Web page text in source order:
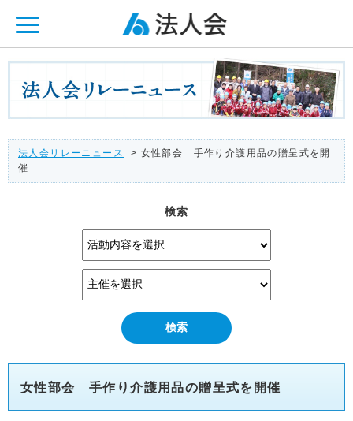
法人会リレーニュース
> 女性部会 手作り介護用品の贈呈式を開
催
検索
女性部会 手作り介護用品の贈呈式を開催